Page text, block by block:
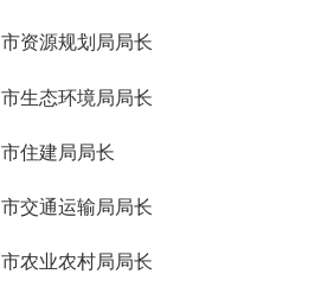
市资源规划局局长
市生态环境局局长
市住建局局长
市交通运输局局长
市农业农村局局长